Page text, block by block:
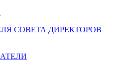
СОВЕТА ДИРЕКТОРОВ